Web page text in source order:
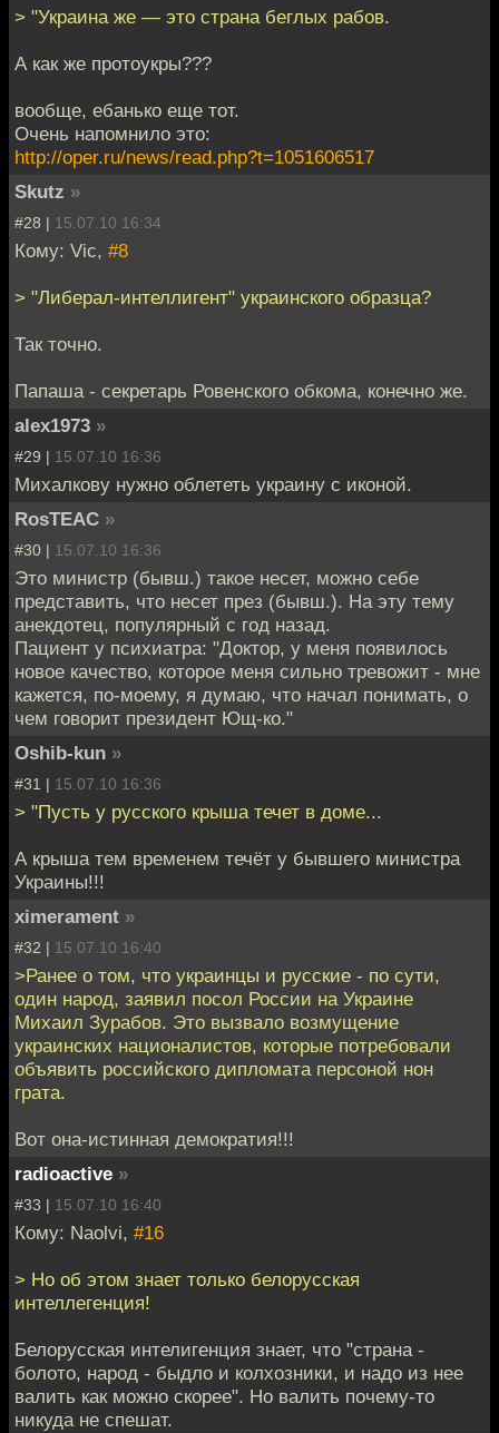
> "Украина же — это страна беглых рабов.
А как же протоукры???
вообще, ебанько еще тот.
Очень напомнило это:
http://oper.ru/news/read.php?t=1051606517
Skutz »
#28 | 15.07.10 16:34
Кому: Vic, #8
> "Либерал-интеллигент" украинского образца?
Так точно.
Папаша - секретарь Ровенского обкома, конечно же.
alex1973 »
#29 | 15.07.10 16:36
Михалкову нужно облететь украину с иконой.
RosTEAC »
#30 | 15.07.10 16:36
Это министр (бывш.) такое несет, можно себе
представить, что несет през (бывш.). На эту тему
анекдотец, популярный с год назад.
Пациент у психиатра: "Доктор, у меня появилось
новое качество, которое меня сильно тревожит - мне
кажется, по-моему, я думаю, что начал понимать, о
чем говорит президент Ющ-ко."
Oshib-kun »
#31 | 15.07.10 16:36
> "Пусть у русского крыша течет в доме...
А крыша тем временем течёт у бывшего министра
Украины!!!
ximerament »
#32 | 15.07.10 16:40
>Ранее о том, что украинцы и русские - по сути,
один народ, заявил посол России на Украине
Михаил Зурабов. Это вызвало возмущение
украинских националистов, которые потребовали
объявить российского дипломата персоной нон
грата.
Вот она-истинная демократия!!!
radioactive »
#33 | 15.07.10 16:40
Кому: Naolvi, #16
> Но об этом знает только белорусская
интеллегенция!
Белорусская интелигенция знает, что "страна -
болото, народ - быдло и колхозники, и надо из нее
валить как можно скорее". Но валить почему-то
никуда не спешат.